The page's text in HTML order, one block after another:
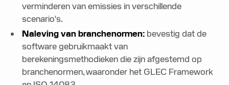
verminderen van emissies in verschillende
scenario's.
Naleving van branchenormen: bevestig dat de
software gebruikmaakt van
berekeningsmethodieken die zijn afgestemd op
branchenormen, waaronder het GLEC Framework